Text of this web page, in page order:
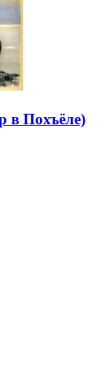
в Похъёле)